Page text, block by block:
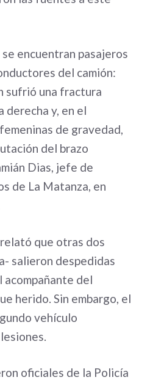
encuentran pasajeros
del camión:
sufrió una fractura
derecha y, en el
de gravedad,
del brazo
Dias, jefe de
de La Matanza, en
que otras dos
salieron despedidas
acompañante del
herido. Sin embargo, el
vehículo
oficiales de la Policía